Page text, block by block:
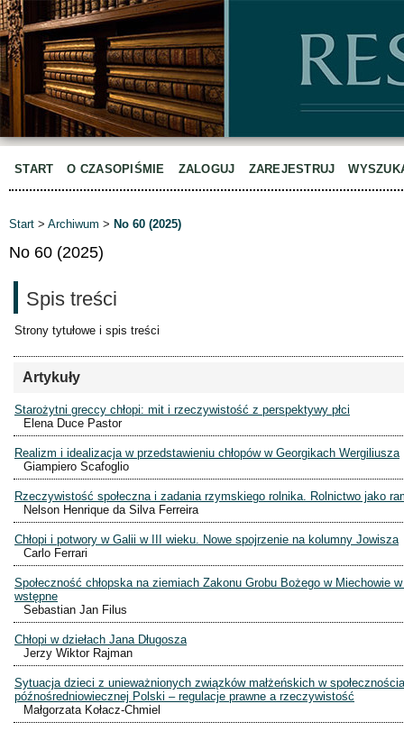
START O CZASOPIŚMIE ZALOGUJ ZAREJESTRUJ
Start > Archiwum > No 60 (2025)
No 60 (2025)
Spis treści
Strony tytułowe i spis treści
Artykuły
Starożytni greccy chłopi: mit i rzeczywistość z perspektywy płci
Elena Duce Pastor
Realizm i idealizacja w przedstawieniu chłopów w Georgikach Wergiliusza
Giampiero Scafoglio
Rzeczywistość społeczna i zadania rzymskiego rolnika. Rolnictwo jako
Nelson Henrique da Silva Ferreira
Chłopi i potwory w Galii w III wieku. Nowe spojrzenie na kolumny Jowisza
Carlo Ferrari
Społeczność chłopska na ziemiach Zakonu Grobu Bożego w Miechowie
wstępne
Sebastian Jan Filus
Chłopi w dziełach Jana Długosza
Jerzy Wiktor Rajman
Sytuacja dzieci z unieważnionych związków małżeńskich w
późnośredniowiecznej Polski – regulacje prawne a rzeczywistość
Małgorzata Kołacz-Chmiel